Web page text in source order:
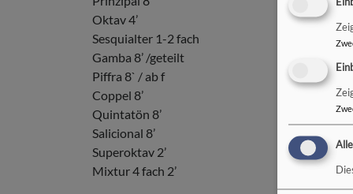
Oktav 4’
Sesquialter 1-2 fach
Gamba 8’ /geteilt
Piffra 8` / ab f
Coppel 8’
Quintatön 8’
Salicional 8’
Superoktav 2’
Mixtur 4 fach 2’